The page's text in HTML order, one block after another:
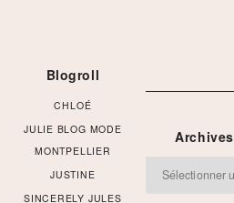
Blogroll
CHLOÉ
JULIE BLOG MODE
MONTPELLIER
JUSTINE
SINCERELY JULES
Archives
Archives